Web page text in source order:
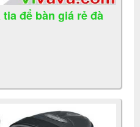
để bàn giá rẻ đà